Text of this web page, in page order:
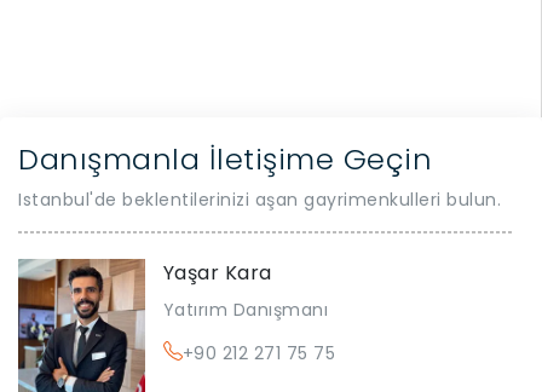
Danışmanla İletişime Geçin
Istanbul'de beklentilerinizi aşan gayrimenkulleri bulun.
Yaşar Kara
Yatırım Danışmanı
+90 212 271 75 75